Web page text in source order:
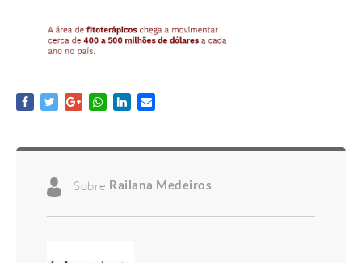
Sobre Railana Medeiros